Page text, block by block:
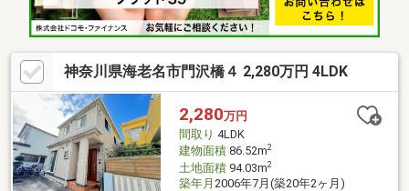
神奈川県海老名市門沢橋４ 2,280万円 4LDK
2,280万円
間取り 4LDK
建物面積86.52m2
土地面積94.03m2
築年月 2006年7月(築20年2ヶ月)